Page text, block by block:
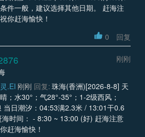
件一般，建议选择其他日期。 赶海注
你赶海愉快！
0 回复
刚刚
.EI 刚刚 回复: 珠海(香洲)[2026-8-8] 天
；水30°；气28°-35°；1-2级西风；
当日潮汐：04:53满2.3米 / 13:01干0.6
时间： - 8:30 ~ 13:00 (好) 赶海注意
赶海愉快！